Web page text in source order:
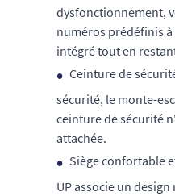
dysfonctionnement,
numéros prédéfinis
intégré tout en
Ceinture de
sécurité, le monte-
ceinture de sécurité
attachée.
Siège confortable
UP associe un